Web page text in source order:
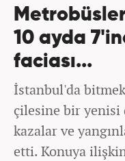
10 ayda
faciası...
İstanbul'da
çilesine bir yenisi
kazalar ve
etti. Konuya